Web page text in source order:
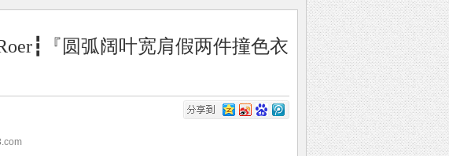
『圆弧阔叶宽肩假两件撞色衣